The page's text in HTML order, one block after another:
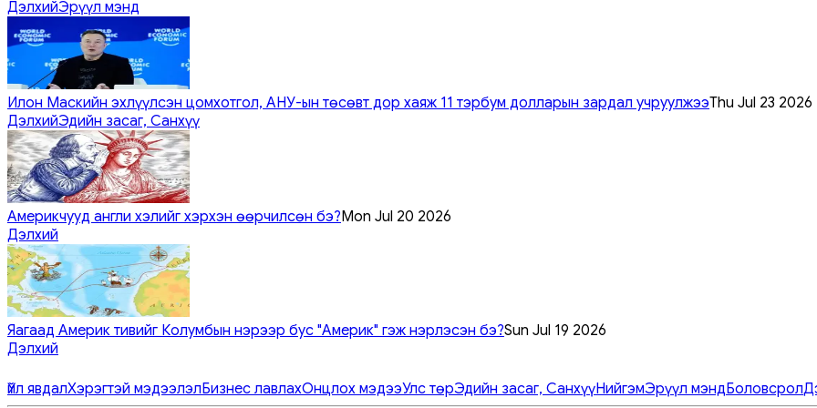
ДэлхийЭрүүл мэнд
Илон Маскийн эхлүүлсэн цомхотгол, АНУ-ын төсөвт дор хаяж 11 тэрбум долларын зардал учруулжээThu Jul 23 2026
ДэлхийЭдийн засаг, Санхүү
Америкчууд англи хэлийг хэрхэн өөрчилсөн бэ?Mon Jul 20 2026
Дэлхий
Яагаад Америк тивийг Колумбын нэрээр бус "Америк" гэж нэрлэсэн бэ?Sun Jul 19 2026
Дэлхий
Үйл явдалХэрэгтэй мэдээлэлБизнес лавлахОнцлох мэдээУлс төрЭдийн засаг, СанхүүНийгэмЭрүүл мэндБоловсрол